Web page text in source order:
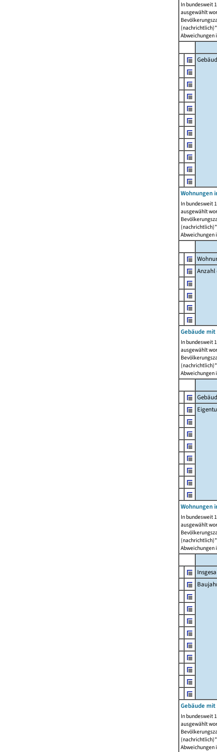
In bundesweit
ausgewählt
Abweichungen
Wohnungen
In bundesweit
ausgewählt
Abweichungen
Anzahl
Gebäude
In bundesweit
ausgewählt
Abweichungen
Wohnungen
In bundesweit
ausgewählt
Abweichungen
Gebäude mit
In bundesweit
ausgewählt
Abweichungen